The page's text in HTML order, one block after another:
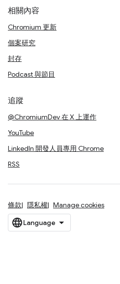
相關內容
Chromium 更新
個案研究
封存
Podcast 與節目
追蹤
@ChromiumDev 在 X 上運作
YouTube
LinkedIn 開發人員專用 Chrome
RSS
條款 隱私權 Manage cookies